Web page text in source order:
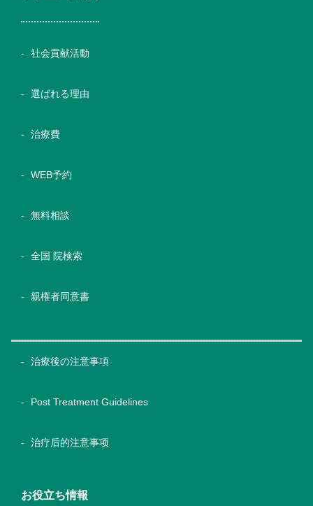
社会貢献活動
選ばれる理由
治療費
WEB予約
無料相談
全国 院検索
親権者同意書
治療後の注意事項
Post Treatment Guidelines
治疗后的注意事项
お役立ち情報